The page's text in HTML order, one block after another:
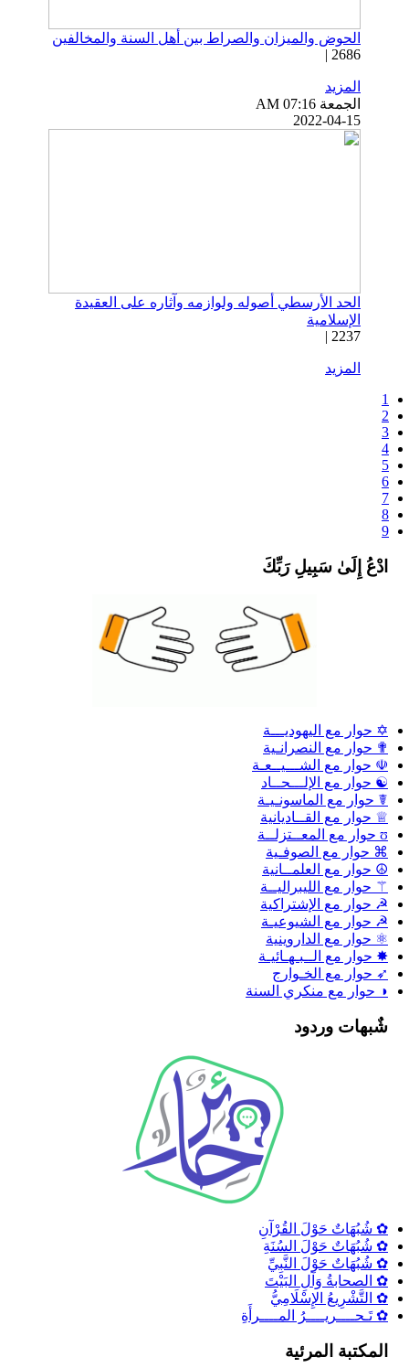
الحوض والميزان والصراط بين أهل السنة والمخالفين
2686 |
المزيد
الجمعة AM 07:16
2022-04-15
الحد الأرسطي أصوله ولوازمه وآثاره على العقيدة
الإسلامية
2237 |
المزيد
1
2
3
4
5
6
7
8
9
ادْعُ إِلَىٰ سَبِيلِ رَبِّكَ
✡ حوار مع اليهوديـــة
✟ حوار مع النصرانـية
☫ حوار مع الشـــيــعـة
☯ حوار مع الإلـــحــاد
☤ حوار مع الماسونـيـة
♕ حوار مع القــاديانية
ʊ حوار مع المعــتزلــة
⌘ حوار مع الصوفـية
☮ حوار مع العلمــانية
⚚ حوار مع الليبراليــة
☭ حوار مع الإشتراكية
☭ حوار مع الشيوعيـة
⚛ حوار مع الداروينية
✸ حوار مع الــبـهـائيـة
➶ حوار مع الخـوارج
◑ حوار مع منكري السنة
شٌبهات وردود
✿ شُبُهَاتٌ حَوْلَ القُرْآنِ
✿ شُبُهَاتٌ حَوْلَ السُنَةِ
✿ شُبُهَاتٌ حَوْلَ النَّبِيِّ
✿ الصحابةُ وَآلِ البَيْتَ
✿ التَّشْرِيعُ الإِسْلَامِيُّ
✿ تَـحــــريــــرُ المــــرأَةِ
المكتبة المرئية